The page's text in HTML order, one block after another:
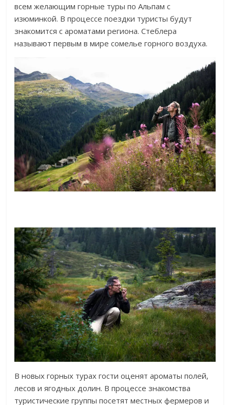
всем желающим горные туры по Альпам с
изюминкой. В процессе поездки туристы будут
знакомится с ароматами региона. Стеблера
называют первым в мире сомелье горного воздуха.
В новых горных турах гости оценят ароматы полей,
лесов и ягодных долин. В процессе знакомства
туристические группы посетят местных фермеров и